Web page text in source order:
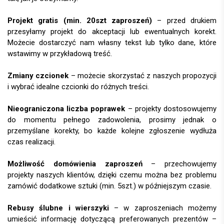
Projekt gratis (min. 20szt zaproszeń) – przed drukiem
przesyłamy projekt do akceptacji lub ewentualnych korekt.
Możecie dostarczyć nam własny tekst lub tylko dane, które
wstawimy w przykładową treść.
Zmiany czcionek – możecie skorzystać z naszych propozycji
i wybrać idealne czcionki do różnych treści.
Nieograniczona liczba poprawek – projekty dostosowujemy
do momentu pełnego zadowolenia, prosimy jednak o
przemyślane korekty, bo każde kolejne zgłoszenie wydłuża
czas realizacji.
Możliwość domówienia zaproszeń– przechowujemy
projekty naszych klientów, dzięki czemu można bez problemu
zamówić dodatkowe sztuki (min. 5szt.) w późniejszym czasie.
Rebusy ślubne i wierszyki– w zaproszeniach możemy
umieścić informację dotyczącą preferowanych prezentów –